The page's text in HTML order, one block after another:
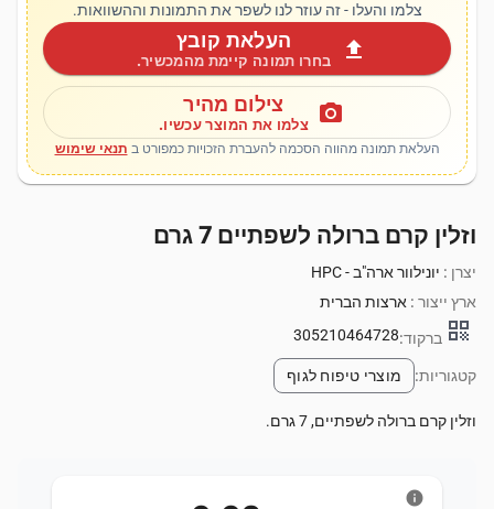
צלמו והעלו - זה עוזר לנו לשפר את התמונות וההשוואות.
upload העלאת קובץ
בחרו תמונה קיימת מהמכשיר.
photo_camera צילום מהיר
צלמו את המוצר עכשיו.
העלאת תמונה מהווה הסכמה להעברת הזכויות כמפורט ב תנאי שימוש
וזלין קרם ברולה לשפתיים 7 גרם
יצרן : יונילוור ארה"ב - HPC
ארץ ייצור : ארצות הברית
qr_code ברקוד:305210464728
קטגוריות: מוצרי טיפוח לגוף
וזלין קרם ברולה לשפתיים, 7 גרם.
info